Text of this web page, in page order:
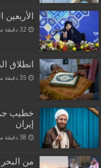
انطلاق الدورة 46 لمسابقة
خطيب
إيران
من